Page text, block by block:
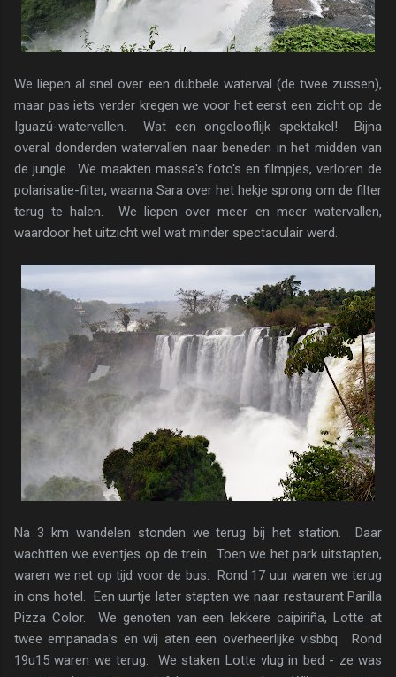
We liepen al snel over een dubbele waterval (de twee zussen),
maar pas iets verder kregen we voor het eerst een zicht op de
Iguazú-watervallen. Wat een ongelooflijk spektakel! Bijna
overal donderden watervallen naar beneden in het midden van
de jungle. We maakten massa's foto's en filmpjes, verloren de
polarisatie-filter, waarna Sara over het hekje sprong om de filter
terug te halen. We liepen over meer en meer watervallen,
waardoor het uitzicht wel wat minder spectaculair werd.
Na 3 km wandelen stonden we terug bij het station. Daar
wachtten we eventjes op de trein. Toen we het park uitstapten,
waren we net op tijd voor de bus. Rond 17 uur waren we terug
in ons hotel. Een uurtje later stapten we naar restaurant Parilla
Pizza Color. We genoten van een lekkere caipiriña, Lotte at
twee empanada's en wij aten een overheerlijke visbbq. Rond
19u15 waren we terug. We staken Lotte vlug in bed - ze was